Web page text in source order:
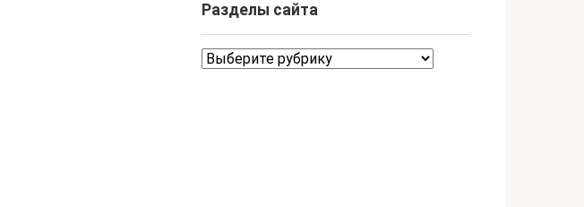
Разделы сайта
Разделы